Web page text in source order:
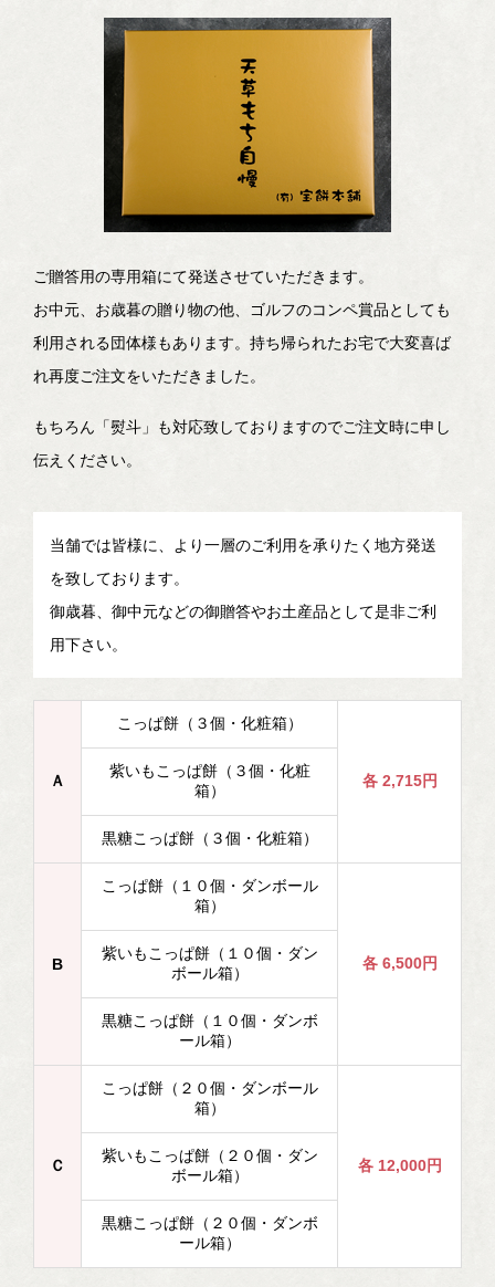
ご贈答用の専用箱にて発送させていただきます。
お中元、お歳暮の贈り物の他、ゴルフのコンペ賞品としても
利用される団体様もあります。持ち帰られたお宅で大変喜ば
れ再度ご注文をいただきました。
もちろん「熨斗」も対応致しておりますのでご注文時に申し
伝えください。
当舗では皆様に、より一層のご利用を承りたく地方発送
を致しております。
御歳暮、御中元などの御贈答やお土産品として是非ご利
用下さい。
Ａ
こっぱ餅（３個・化粧箱）
各 2,715円
紫いもこっぱ餅（３個・化粧
箱）
黒糖こっぱ餅（３個・化粧箱）
B
こっぱ餅（１０個・ダンボール
箱）
各 6,500円
紫いもこっぱ餅（１０個・ダン
ボール箱）
黒糖こっぱ餅（１０個・ダンボ
ール箱）
Ｃ
こっぱ餅（２０個・ダンボール
箱）
各 12,000円
紫いもこっぱ餅（２０個・ダン
ボール箱）
黒糖こっぱ餅（２０個・ダンボ
ール箱）